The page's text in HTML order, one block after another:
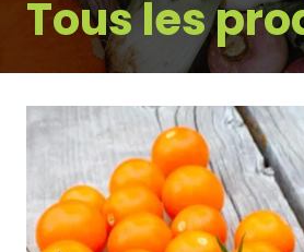
Tous les